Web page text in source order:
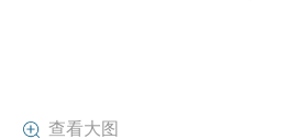
投教园地
查看大图